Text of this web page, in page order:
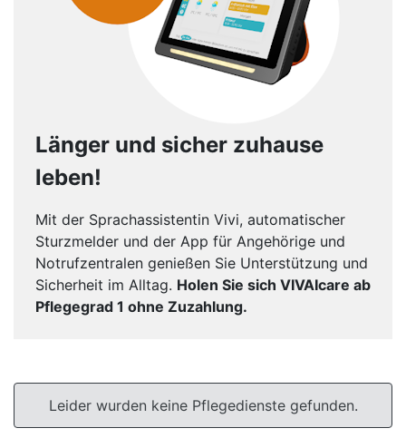
Länger und sicher zuhause
leben!
Mit der Sprachassistentin Vivi, automatischer
Sturzmelder und der App für Angehörige und
Notrufzentralen genießen Sie Unterstützung und
Sicherheit im Alltag. Holen Sie sich VIVAIcare ab
Pflegegrad 1 ohne Zuzahlung.
Leider wurden keine Pflegedienste gefunden.